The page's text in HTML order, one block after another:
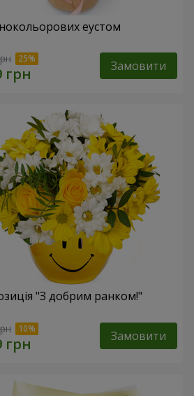
еустом
Замовити
"З добрим ранком!"
Замовити